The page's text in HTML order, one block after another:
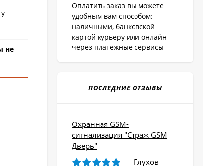
не
Оплатить заказ вы можете
удобным вам способом:
наличными, банковской
картой курьеру или онлайн
через платежные сервисы
ПОСЛЕДНИЕ ОТЗЫВЫ
Охранная GSM-
сигнализация "Страж GSM
Дверь"
Глухов